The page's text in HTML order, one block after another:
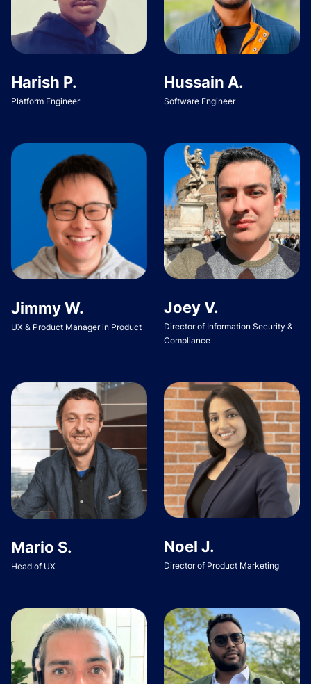
Harish P.
Platform Engineer
Hussain A.
Software Engineer
Jimmy W.
UX & Product Manager in Product
Joey V.
Director of Information Security &
Compliance
Mario S.
Head of UX
Noel J.
Director of Product Marketing